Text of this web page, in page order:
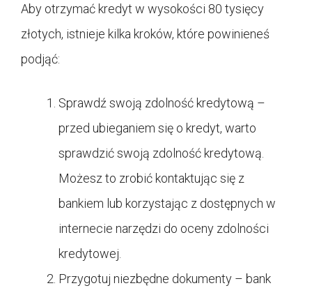
Aby otrzymać kredyt w wysokości 80 tysięcy
złotych, istnieje kilka kroków, które powinieneś
podjąć:
Sprawdź swoją zdolność kredytową –
przed ubieganiem się o kredyt, warto
sprawdzić swoją zdolność kredytową.
Możesz to zrobić kontaktując się z
bankiem lub korzystając z dostępnych w
internecie narzędzi do oceny zdolności
kredytowej.
Przygotuj niezbędne dokumenty – bank